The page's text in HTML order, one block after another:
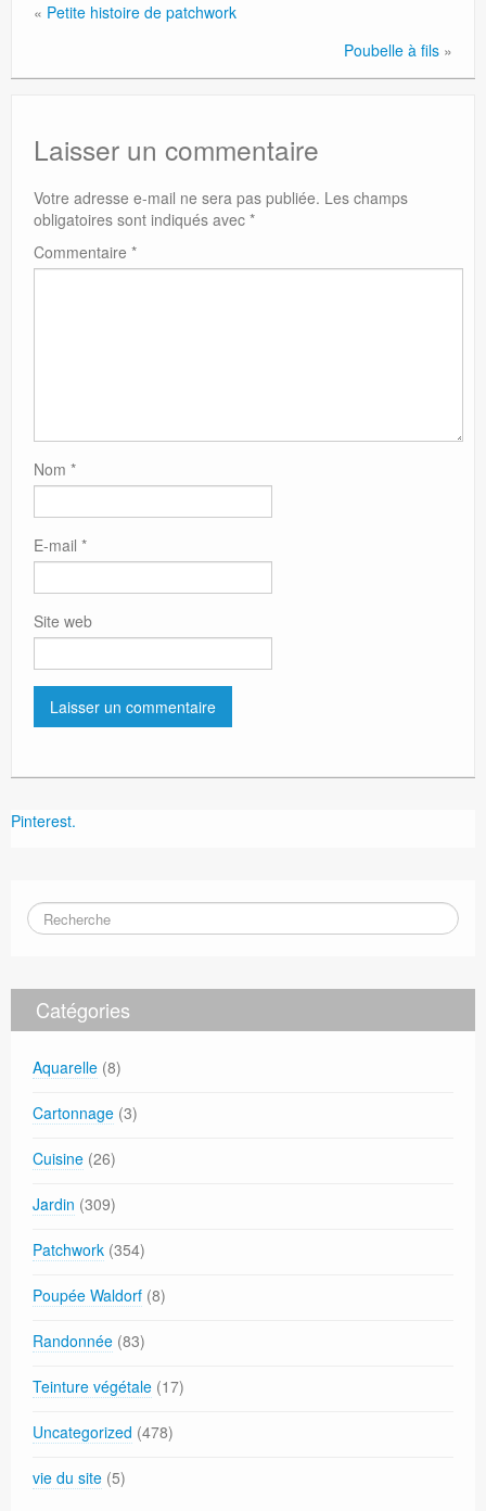
« Petite histoire de patchwork
Poubelle à fils »
Laisser un commentaire
Votre adresse e-mail ne sera pas publiée. Les champs
obligatoires sont indiqués avec *
Commentaire *
Nom *
E-mail *
Site web
Pinterest.
Catégories
Aquarelle (8)
Cartonnage (3)
Cuisine (26)
Jardin (309)
Patchwork (354)
Poupée Waldorf (8)
Randonnée (83)
Teinture végétale (17)
Uncategorized (478)
vie du site (5)